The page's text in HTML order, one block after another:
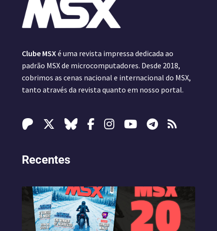
Clube MSX é uma revista impressa dedicada ao
padrão MSX de microcomputadores. Desde 2018,
cobrimos as cenas nacional e internacional do MSX,
tanto através da revista quanto em nosso portal.
Recentes